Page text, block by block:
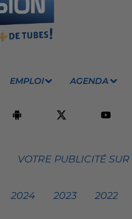
EMPLOI AGENDA
VOTRE PUBLICITÉ
2024 2023 2022